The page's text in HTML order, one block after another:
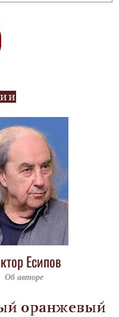
Есипов
Об авторе
оранжевый